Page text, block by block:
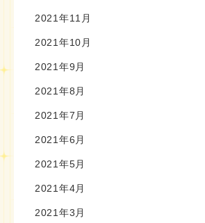
2021年11月
2021年10月
2021年9月
2021年8月
2021年7月
2021年6月
2021年5月
2021年4月
2021年3月